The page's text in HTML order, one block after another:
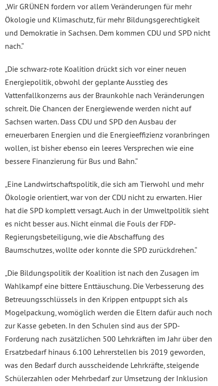
„Wir GRÜNEN fordern vor allem Veränderungen für mehr
Ökologie und Klimaschutz, für mehr Bildungsgerechtigkeit
und Demokratie in Sachsen. Dem kommen CDU und SPD nicht
nach.“
„Die schwarz-rote Koalition drückt sich vor einer neuen
Energiepolitik, obwohl der geplante Ausstieg des
Vattenfallkonzerns aus der Braunkohle nach Veränderungen
schreit. Die Chancen der Energiewende werden nicht auf
Sachsen warten. Dass CDU und SPD den Ausbau der
erneuerbaren Energien und die Energieeffizienz voranbringen
wollen, ist bisher ebenso ein leeres Versprechen wie eine
bessere Finanzierung für Bus und Bahn.“
„Eine Landwirtschaftspolitik, die sich am Tierwohl und mehr
Ökologie orientiert, war von der CDU nicht zu erwarten. Hier
hat die SPD komplett versagt. Auch in der Umweltpolitik sieht
es nicht besser aus. Nicht einmal die Fouls der FDP-
Regierungsbeteiligung, wie die Abschaffung des
Baumschutzes, wollte oder konnte die SPD zurückdrehen.“
„Die Bildungspolitik der Koalition ist nach den Zusagen im
Wahlkampf eine bittere Enttäuschung. Die Verbesserung des
Betreuungsschlüssels in den Krippen entpuppt sich als
Mogelpackung, womöglich werden die Eltern dafür auch noch
zur Kasse gebeten. In den Schulen sind aus der SPD-
Forderung nach zusätzlichen 500 Lehrkräften im Jahr über den
Ersatzbedarf hinaus 6.100 Lehrerstellen bis 2019 geworden,
was den Bedarf durch ausscheidende Lehrkräfte, steigende
Schülerzahlen oder Mehrbedarf zur Umsetzung der Inklusion